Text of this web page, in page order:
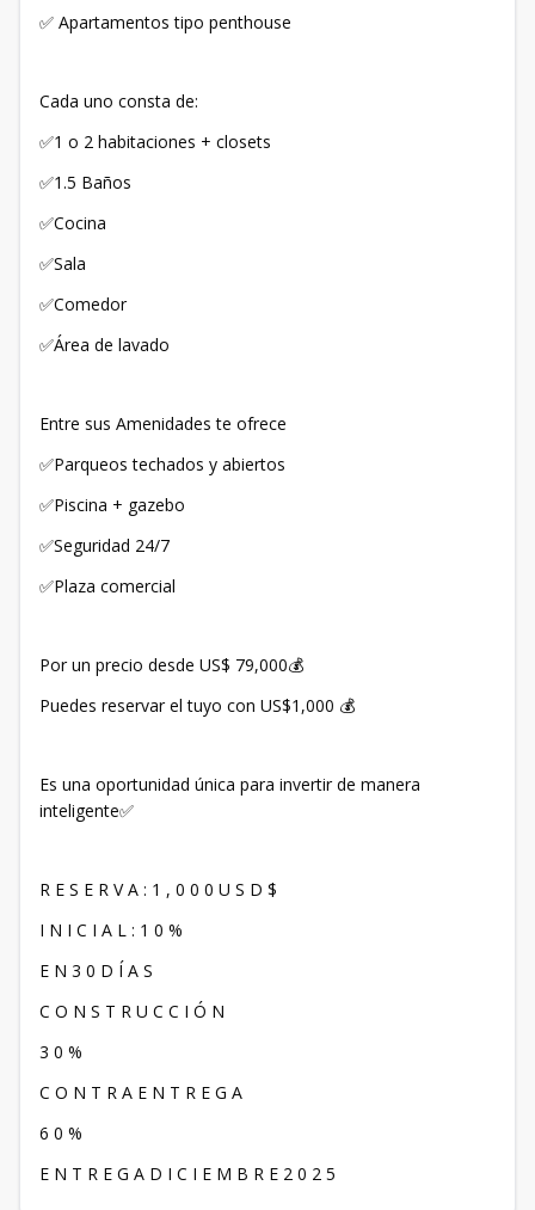
✅ Apartamentos tipo penthouse
Cada uno consta de:
✅1 o 2 habitaciones + closets
✅1.5 Baños
✅Cocina
✅Sala
✅Comedor
✅Área de lavado
Entre sus Amenidades te ofrece
✅Parqueos techados y abiertos
✅Piscina + gazebo
✅Seguridad 24/7
✅Plaza comercial
Por un precio desde US$ 79,000💰
Puedes reservar el tuyo con US$1,000 💰
Es una oportunidad única para invertir de manera
inteligente✅
R E S E R V A : 1 , 0 0 0 U S D $
I N I C I A L : 1 0 %
E N 3 0 D Í A S
C O N S T R U C C I Ó N
3 0 %
C O N T R A E N T R E G A
6 0 %
E N T R E G A D I C I E M B R E 2 0 2 5